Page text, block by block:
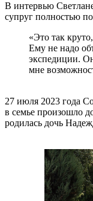
В интервью
супруг полностью
«Это так
Ему не надо
экспедиции.
мне
27 июля 2023 года
в семье произошло
родилась дочь